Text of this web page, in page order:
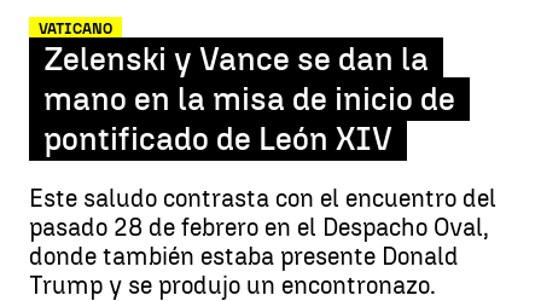
VATICANO
Zelenski y Vance se dan la
mano en la misa de inicio de
pontificado de León XIV
Este saludo contrasta con el encuentro del
pasado 28 de febrero en el Despacho Oval,
donde también estaba presente Donald
Trump y se produjo un encontronazo.